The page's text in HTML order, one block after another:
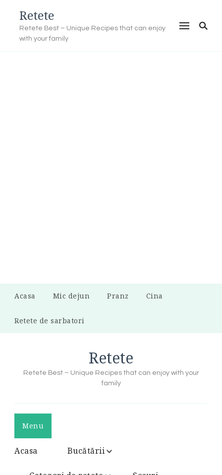
Retete
Retete Best – Unique Recipes that can enjoy
with your family
Acasa Mic dejun Pranz Cina
Retete de sarbatori
Retete
Retete Best – Unique Recipes that can enjoy with your
family
Menu
Acasa Bucătării